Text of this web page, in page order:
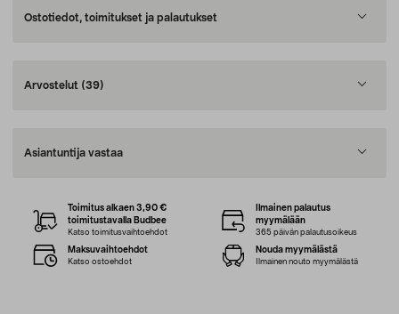
Ostotiedot, toimitukset ja palautukset
Arvostelut (39)
Asiantuntija vastaa
Toimitus alkaen 3,90 €
toimitustavalla Budbee
Katso toimitusvaihtoehdot
Ilmainen palautus
myymälään
365 päivän palautusoikeus
Maksuvaihtoehdot
Katso ostoehdot
Nouda myymälästä
Ilmainen nouto myymälästä